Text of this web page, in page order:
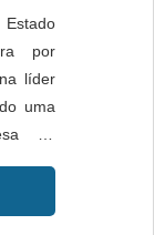
por
líder
uma
do
é
os